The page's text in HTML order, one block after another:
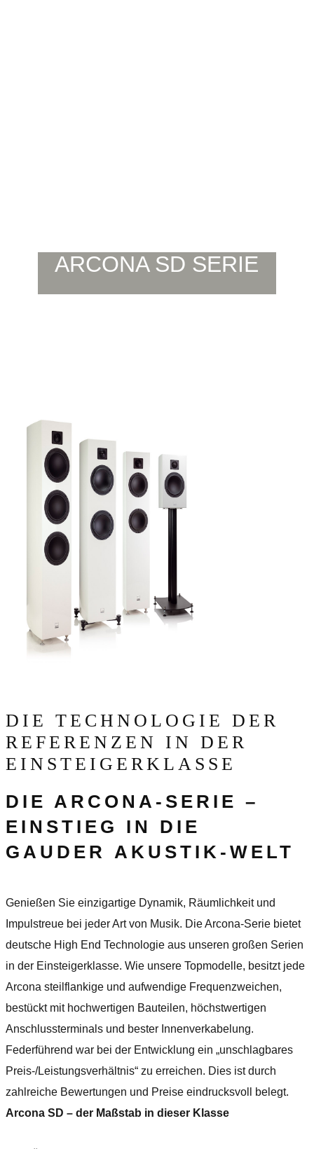
ARCONA SD SERIE
DIE ​TECHNOLOGIE DER
REFERENZEN IN DER
EINSTEIGERKLASSE
DIE ARCONA-SERIE –
EINSTIEG IN DIE
GAUDER AKUSTIK-WELT
Genießen Sie einzigartige Dynamik, Räumlichkeit und
Impulstreue bei jeder Art von Musik. Die Arcona-Serie bietet
deutsche High End Technologie aus unseren großen Serien
in der Einsteigerklasse. Wie unsere Topmodelle, besitzt jede
Arcona steilflankige und aufwendige Frequenzweichen,
bestückt mit hochwertigen Bauteilen, höchstwertigen
Anschlussterminals und bester Innenverkabelung.
Federführend war bei der Entwicklung ein „unschlagbares
Preis-/Leistungsverhältnis“ zu erreichen. Dies ist durch
zahlreiche Bewertungen und Preise eindrucksvoll belegt.
Arcona SD – der Maßstab in dieser Klasse